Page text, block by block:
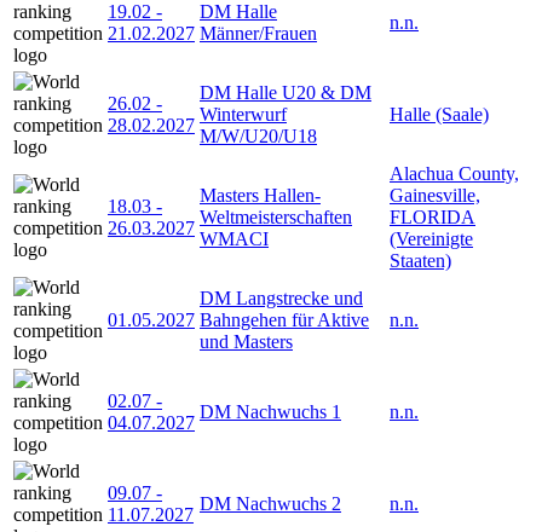
19.02 -
21.02.2027
DM Halle
Männer/Frauen
n.n.
26.02 -
28.02.2027
DM Halle U20 & DM
Winterwurf
M/W/U20/U18
Halle (Saale)
18.03 -
26.03.2027
Masters Hallen-
Weltmeisterschaften
WMACI
Alachua County,
Gainesville,
FLORIDA
(Vereinigte
Staaten)
01.05.2027
DM Langstrecke und
Bahngehen für Aktive
und Masters
n.n.
02.07 -
04.07.2027
DM Nachwuchs 1 n.n.
09.07 -
11.07.2027
DM Nachwuchs 2 n.n.